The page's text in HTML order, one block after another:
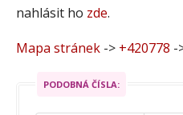
nahlásit ho zde.
Mapa stránek -> +420778 -
PODOBNÁ ČÍSLA: